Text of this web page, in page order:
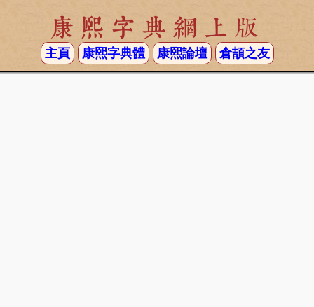
康熙字典網上版
主頁 康熙字典體 康熙論壇 倉頡之友